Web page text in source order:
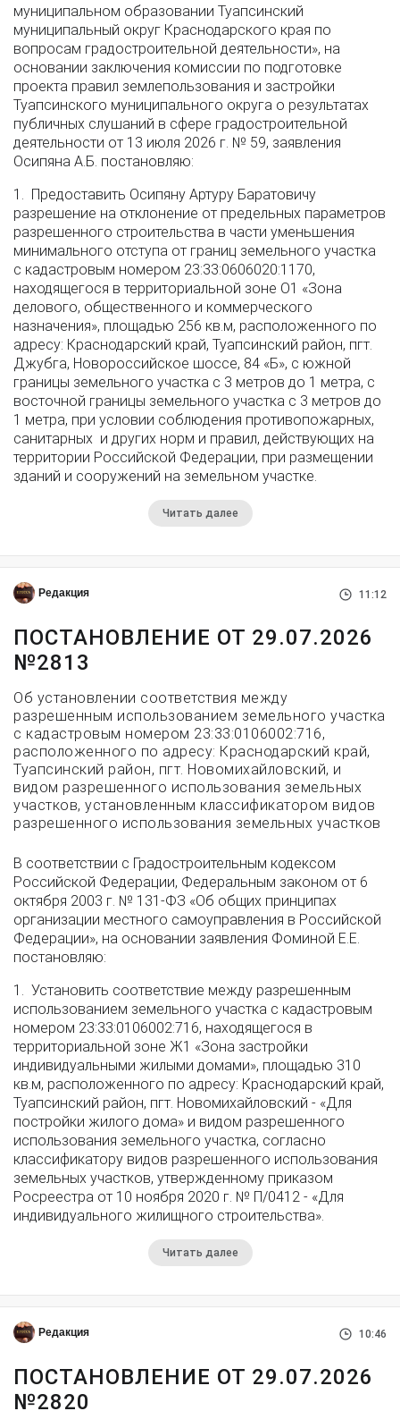
муниципальном образовании Туапсинский
муниципальный округ Краснодарского края по
вопросам градостроительной деятельности», на
основании заключения комиссии по подготовке
проекта правил землепользования и застройки
Туапсинского муниципального округа о результатах
публичных слушаний в сфере градостроительной
деятельности от 13 июля 2026 г. № 59, заявления
Осипяна А.Б. постановляю:
1. Предоставить Осипяну Артуру Баратовичу
разрешение на отклонение от предельных параметров
разрешенного строительства в части уменьшения
минимального отступа от границ земельного участка
с кадастровым номером 23:33:0606020:1170,
находящегося в территориальной зоне О1 «Зона
делового, общественного и коммерческого
назначения», площадью 256 кв.м, расположенного по
адресу: Краснодарский край, Туапсинский район, пгт.
Джубга, Новороссийское шоссе, 84 «Б», с южной
границы земельного участка с 3 метров до 1 метра, с
восточной границы земельного участка с 3 метров до
1 метра, при условии соблюдения противопожарных,
санитарных и других норм и правил, действующих на
территории Российской Федерации, при размещении
зданий и сооружений на земельном участке.
Читать далее
Редакция 11:12
ПОСТАНОВЛЕНИЕ ОТ 29.07.2026
№2813
Об установлении соответствия между
разрешенным использованием земельного участка
с кадастровым номером 23:33:0106002:716,
расположенного по адресу: Краснодарский край,
Туапсинский район, пгт. Новомихайловский, и
видом разрешенного использования земельных
участков, установленным классификатором видов
разрешенного использования земельных участков
В соответствии с Градостроительным кодексом
Российской Федерации, Федеральным законом от 6
октября 2003 г. № 131-ФЗ «Об общих принципах
организации местного самоуправления в Российской
Федерации», на основании заявления Фоминой Е.Е.
постановляю:
1. Установить соответствие между разрешенным
использованием земельного участка с кадастровым
номером 23:33:0106002:716, находящегося в
территориальной зоне Ж1 «Зона застройки
индивидуальными жилыми домами», площадью 310
кв.м, расположенного по адресу: Краснодарский край,
Туапсинский район, пгт. Новомихайловский - «Для
постройки жилого дома» и видом разрешенного
использования земельного участка, согласно
классификатору видов разрешенного использования
земельных участков, утвержденному приказом
Росреестра от 10 ноября 2020 г. № П/0412 - «Для
индивидуального жилищного строительства».
Читать далее
Редакция 10:46
ПОСТАНОВЛЕНИЕ ОТ 29.07.2026
№2820